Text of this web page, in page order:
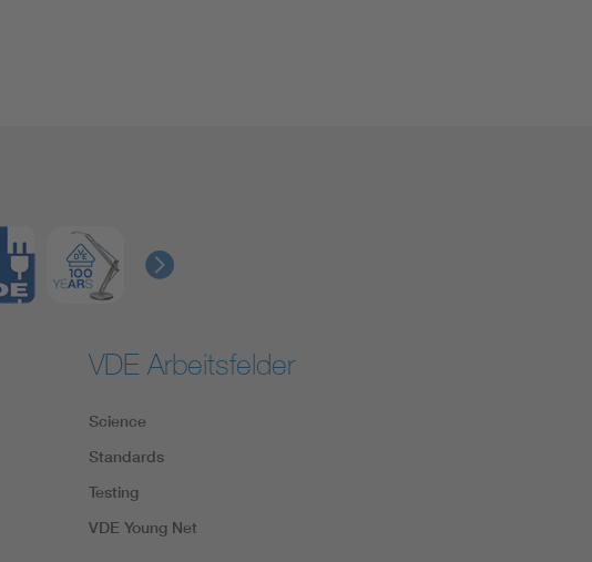
VDE Arbeitsfelder
Science
Standards
Testing
VDE Young Net